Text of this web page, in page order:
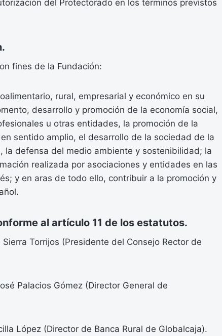
del Protectorado en los términos previstos
fines de la Fundación:
rural, empresarial y económico en su
desarrollo y promoción de la economía social,
u otras entidades, la promoción de la
sentido amplio, el desarrollo de la sociedad de la
la defensa del medio ambiente y sostenibilidad; la
realizada por asociaciones y entidades en las
y en aras de todo ello, contribuir a la promoción y
al artículo 11 de los estatutos.
Torrijos (Presidente del Consejo Rector de
Palacios Gómez (Director General de
López (Director de Banca Rural de Globalcaja).